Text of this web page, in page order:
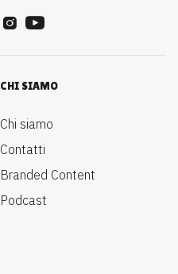
CHI SIAMO
Chi siamo
Contatti
Branded Content
Podcast